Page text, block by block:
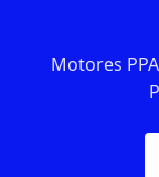
Motores